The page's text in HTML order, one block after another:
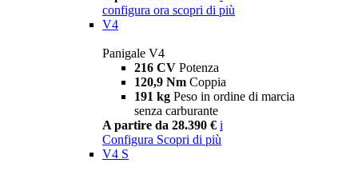
configura ora scopri di più
V4
Panigale V4
216 CV Potenza
120,9 Nm Coppia
191 kg Peso in ordine di marcia
senza carburante
A partire da 28.390 € i
Configura Scopri di più
V4 S